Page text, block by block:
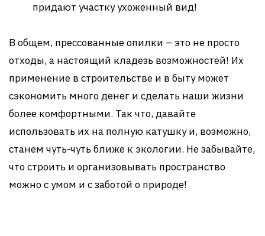
придают участку ухоженный вид!
В общем, прессованные опилки – это не просто
отходы, а настоящий кладезь возможностей! Их
применение в строительстве и в быту может
сэкономить много денег и сделать наши жизни
более комфортными. Так что, давайте
использовать их на полную катушку и, возможно,
станем чуть-чуть ближе к экологии. Не забывайте,
что строить и организовывать пространство
можно с умом и с заботой о природе!